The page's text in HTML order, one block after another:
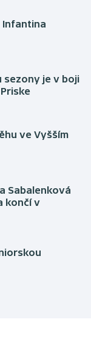
Infantina
sezony je v boji
ve Vyšším
Sabalenková
končí v